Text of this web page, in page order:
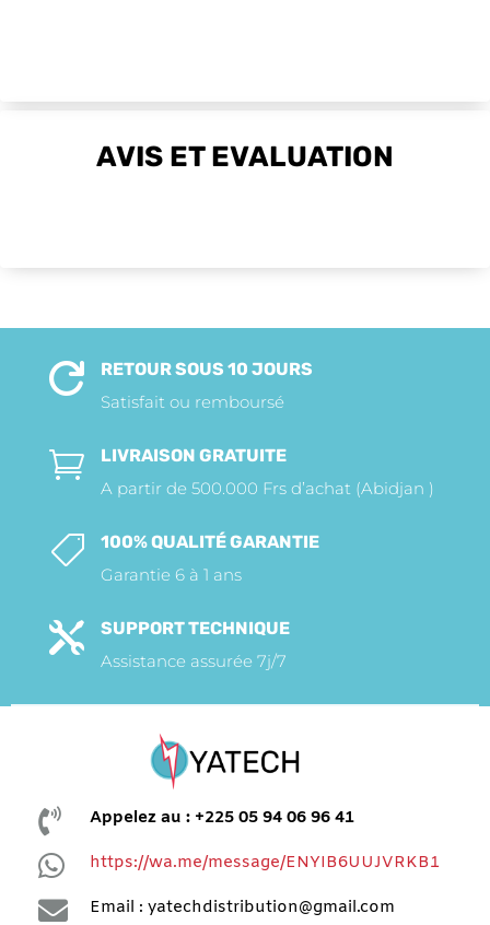
AVIS ET EVALUATION

RETOUR SOUS 10 JOURS
Satisfait ou remboursé

LIVRAISON GRATUITE
A partir de 500.000 Frs d’achat (Abidjan )

100% QUALITÉ GARANTIE
Garantie 6 à 1 ans

SUPPORT TECHNIQUE
Assistance assurée 7j/7
 Appelez au : +225 05 94 06 96 41
 https://wa.me/message/ENYIB6UUJVRKB1
 Email : yatechdistribution@gmail.com